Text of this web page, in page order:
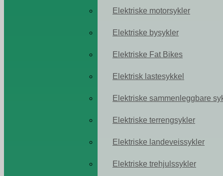
Elektriske motorsykler
Elektriske bysykler
Elektriske Fat Bikes
Elektrisk lastesykkel
Elektriske sammenleggbare
Elektriske terrengsykler
Elektriske landeveissykler
Elektriske trehjulssykler